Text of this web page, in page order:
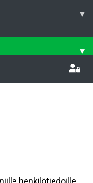
▾
▾
henkilötiedoille,